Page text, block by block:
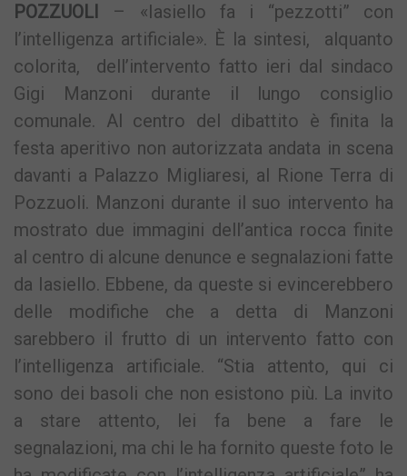
POZZUOLI
– «Iasiello fa i “pezzotti” con
l’intelligenza artificiale». È la sintesi, alquanto
colorita, dell’intervento fatto ieri dal sindaco
Gigi Manzoni durante il lungo consiglio
comunale. Al centro del dibattito è finita la
festa aperitivo non autorizzata andata in scena
davanti a Palazzo Migliaresi, al Rione Terra di
Pozzuoli. Manzoni durante il suo intervento ha
mostrato due immagini dell’antica rocca finite
al centro di alcune denunce e segnalazioni fatte
da Iasiello. Ebbene, da queste si evincerebbero
delle modifiche che a detta di Manzoni
sarebbero il frutto di un intervento fatto con
l’intelligenza artificiale. “Stia attento, qui ci
sono dei basoli che non esistono più. La invito
a stare attento, lei fa bene a fare le
segnalazioni, ma chi le ha fornito queste foto le